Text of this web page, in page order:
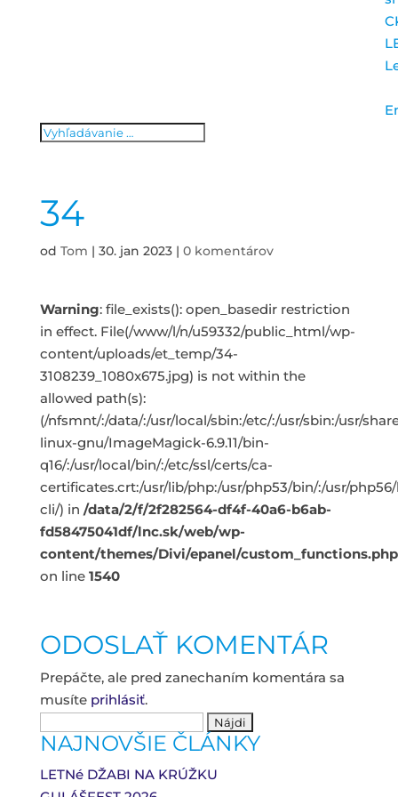
34
od Tom | 30. jan 2023| 0 komentárov
Warning: file_exists(): open_basedir restriction
in effect. File(/www/l/n/u59332/public_html/wp-
content/uploads/et_temp/34-
3108239_1080x675.jpg) is not within the
allowed path(s):
(/nfsmnt/:/data/:/usr/local/sbin:/etc/:/usr/sbin:/usr/
linux-gnu/ImageMagick-6.9.11/bin-
q16/:/usr/local/bin/:/etc/ssl/certs/ca-
certificates.crt:/usr/lib/php:/usr/php53/bin/:/usr/
cli/) in /data/2/f/2f282564-df4f-40a6-b6ab-
fd58475041df/lnc.sk/web/wp-
content/themes/Divi/epanel/custom_functions.php
on line 1540
ODOSLAŤ KOMENTÁR
Prepáčte, ale pred zanechaním komentára sa
musíte prihlásiť.
NAJNOVŠIE ČLÁNKY
LETNé DŽABI NA KRÚŽKU